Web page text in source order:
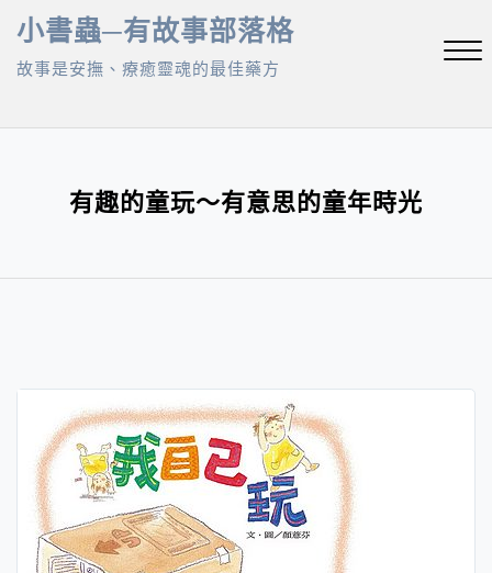
Skip
content
小書蟲─有故事部落格
故事是安撫、療癒靈魂的最佳藥方
有趣的童玩～有意思的童年時光